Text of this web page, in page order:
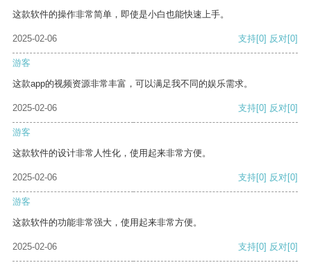
这款软件的操作非常简单，即使是小白也能快速上手。
2025-02-06 支持[0] 反对[0]
游客
这款app的视频资源非常丰富，可以满足我不同的娱乐需求。
2025-02-06 支持[0] 反对[0]
游客
这款软件的设计非常人性化，使用起来非常方便。
2025-02-06 支持[0] 反对[0]
游客
这款软件的功能非常强大，使用起来非常方便。
2025-02-06 支持[0] 反对[0]